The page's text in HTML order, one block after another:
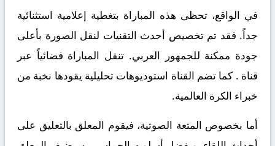
في الواقع، تحظى هذه المباراة بتغطية إعلامية استثنائية
جداً. فقد تم تخصيص أحدث التقنيات لنقل الصورة بأعلى
جودة ممكنة للجمهور العربي. تنقل المباراة فضائياً عبر
قناة . كما تضم القناة استوديوهات تحليلية يقودها نخبة من
خبراء الكرة العالمية.
أما بخصوص المتعة الصوتية، فيقوم المعلق بالتعليق على